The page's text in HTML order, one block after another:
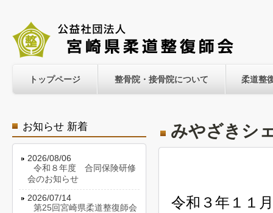
トップページ 整骨院・接骨院について 柔道整
みやざきシ
令和３年１１
お知らせ 新着
2026/08/06
令和８年度 合同保険研修
会のお知らせ
2026/07/14
第25回宮崎県柔道整復師会